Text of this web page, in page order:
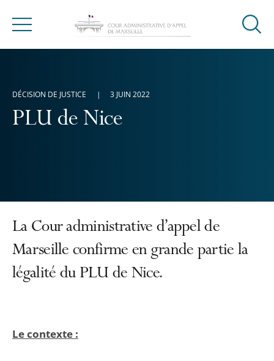
Menu
Ouvrir
PLU de Nice
DÉCISION DE JUSTICE 3 JUIN 2022
La Cour administrative d’appel de
Marseille confirme en grande partie la
légalité du PLU de Nice.
Le contexte :